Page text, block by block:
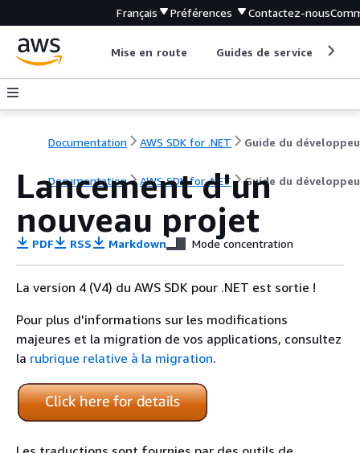
Français Préférences Contactez-nous
Mise en route Guides de service
Documentation AWS SDK for .NET Guide du
Documentation AWS SDK for .NET Guide du
Lancement d'un
nouveau projet
PDF RSS Markdown Mode concentration
La version 4 (V4) du AWS SDK pour .NET est sortie !
Pour plus d'informations sur les modifications
majeures et la migration de vos applications, consultez
la rubrique relative à la migration.